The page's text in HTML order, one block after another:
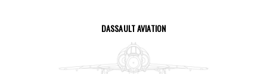
DASSAULT AVIATION